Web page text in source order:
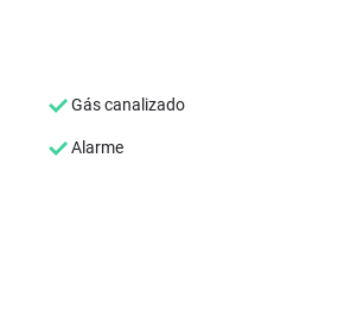
Gás canalizado
Alarme